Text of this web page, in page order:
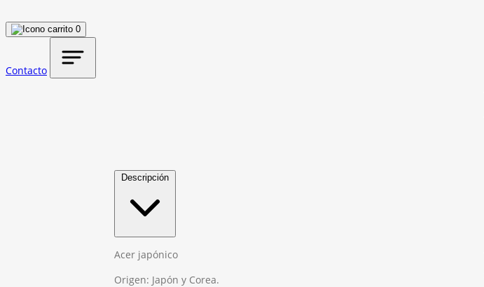
0
Contacto
Descripción
Acer japónico
Origen: Japón y Corea.